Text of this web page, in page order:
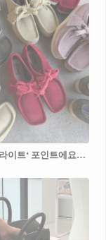
왈라비 인솔 ‘라이트‘ 포인트에요💛❤️